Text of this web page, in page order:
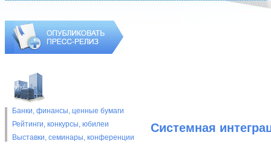
Банки, финансы, ценные бумаги
Рейтинги, конкурсы, юбилеи
Выставки, cеминары, конференции
Системная